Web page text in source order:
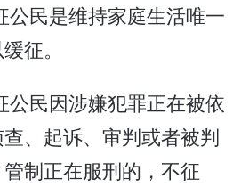
公民是维持家庭生活唯一
征。
公民因涉嫌犯罪正在被依
、起诉、审判或者被判
制正在服刑的，不征